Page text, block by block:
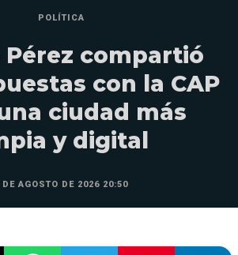
POLÍTICA
Pérez compartió
con la CAP
ciudad más
y digital
DE AGOSTO DE 2026 20:50